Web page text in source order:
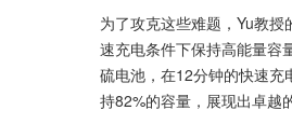
为了攻克这些难题，Yu教
速充电条件下保持高能量容
硫电池，在12分钟的快速充
持82%的容量，展现出卓越